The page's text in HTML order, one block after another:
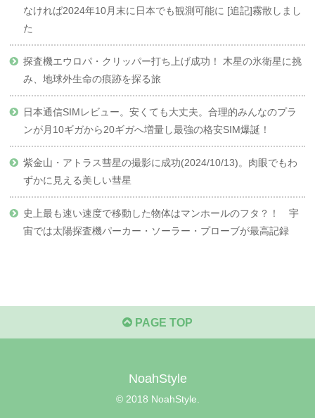
なければ2024年10月末に日本でも観測可能に [追記]霧散しまし
た
探査機エウロパ・クリッパー打ち上げ成功！ 木星の氷衛星に挑
み、地球外生命の痕跡を探る旅
日本通信SIMレビュー。安くても大丈夫。合理的みんなのプラ
ンが月10ギガから20ギガへ増量し最強の格安SIM爆誕！
紫金山・アトラス彗星の撮影に成功(2024/10/13)。肉眼でもわ
ずかに見える美しい彗星
史上最も速い速度で移動した物体はマンホールのフタ？！ 宇
宙では太陽探査機パーカー・ソーラー・プローブが最高記録
PAGE TOP
NoahStyle
© 2018 NoahStyle.